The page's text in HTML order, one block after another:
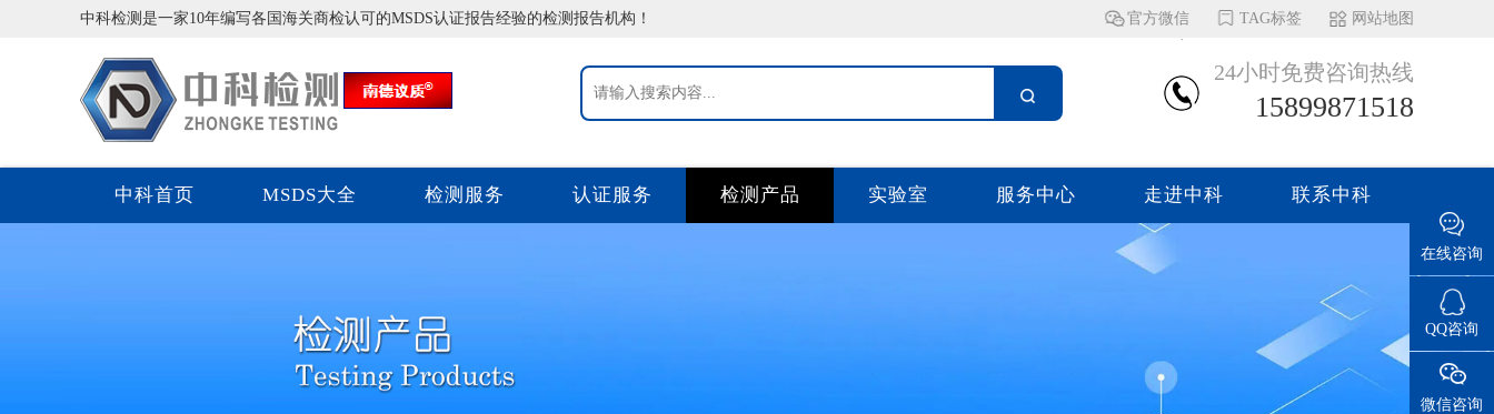
中科检测是一家10年编写各国海关商检认可的MSDS认证报告经验的检测报告机构！ 官方微信 TAG标签 网站地图
24小时免费咨询热线
15899871518
中科首页 MSDS大全 检测服务 认证服务 检测产品 实验室 服务中心 走进中科 联系中科
在线咨询
QQ咨询
微信咨询